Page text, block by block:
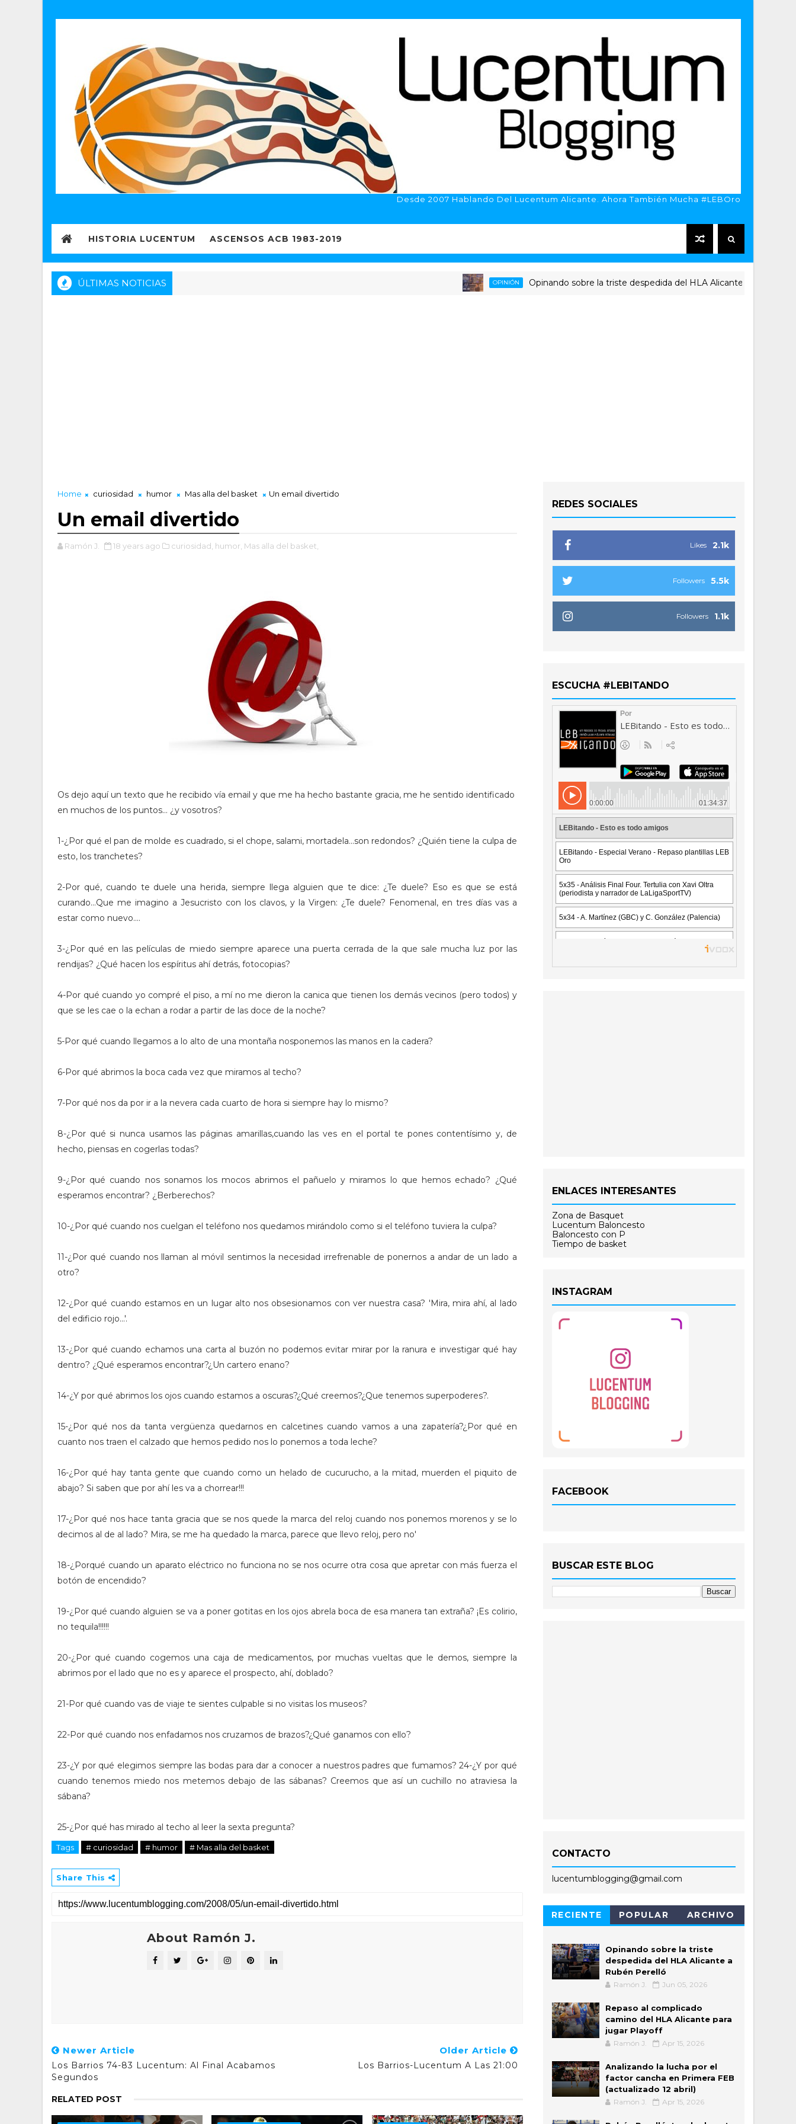
Desde 2007 Hablando Del Lucentum Alicante. Ahora También Mucha #LEBOro
HISTORIA LUCENTUM ASCENSOS ACB 1983-2019
ÚLTIMAS NOTICIAS OPINIÓN Opinando sobre la triste despedida del HLA Alicante a Rubén Perelló
Home curiosidad humor Mas alla del basket Un email divertido
Un email divertido
Ramón J. 18 years ago curiosidad, humor, Mas alla del basket,
Os dejo aquí un texto que he recibido vía email y que me ha hecho bastante gracia, me he sentido identificado
en muchos de los puntos... ¿y vosotros?
1-¿Por qué el pan de molde es cuadrado, si el chope, salami, mortadela...son redondos? ¿Quién tiene la culpa de
esto, los tranchetes?
2-Por qué, cuando te duele una herida, siempre llega alguien que te dice: ¿Te duele? Eso es que se está
curando...Que me imagino a Jesucristo con los clavos, y la Virgen: ¿Te duele? Fenomenal, en tres días vas a
estar como nuevo....
3-¿Por qué en las películas de miedo siempre aparece una puerta cerrada de la que sale mucha luz por las
rendijas? ¿Qué hacen los espíritus ahí detrás, fotocopias?
4-Por qué cuando yo compré el piso, a mí no me dieron la canica que tienen los demás vecinos (pero todos) y
que se les cae o la echan a rodar a partir de las doce de la noche?
5-Por qué cuando llegamos a lo alto de una montaña nosponemos las manos en la cadera?
6-Por qué abrimos la boca cada vez que miramos al techo?
7-Por qué nos da por ir a la nevera cada cuarto de hora si siempre hay lo mismo?
8-¿Por qué si nunca usamos las páginas amarillas,cuando las ves en el portal te pones contentísimo y, de
hecho, piensas en cogerlas todas?
9-¿Por qué cuando nos sonamos los mocos abrimos el pañuelo y miramos lo que hemos echado? ¿Qué
esperamos encontrar? ¿Berberechos?
10-¿Por qué cuando nos cuelgan el teléfono nos quedamos mirándolo como si el teléfono tuviera la culpa?
11-¿Por qué cuando nos llaman al móvil sentimos la necesidad irrefrenable de ponernos a andar de un lado a
otro?
12-¿Por qué cuando estamos en un lugar alto nos obsesionamos con ver nuestra casa? 'Mira, mira ahí, al lado
del edificio rojo...'.
13-¿Por qué cuando echamos una carta al buzón no podemos evitar mirar por la ranura e investigar qué hay
dentro? ¿Qué esperamos encontrar?¿Un cartero enano?
14-¿Y por qué abrimos los ojos cuando estamos a oscuras?¿Qué creemos?¿Que tenemos superpoderes?.
15-¿Por qué nos da tanta vergüenza quedarnos en calcetines cuando vamos a una zapatería?¿Por qué en
cuanto nos traen el calzado que hemos pedido nos lo ponemos a toda leche?
16-¿Por qué hay tanta gente que cuando como un helado de cucurucho, a la mitad, muerden el piquito de
abajo? Si saben que por ahí les va a chorrear!!!
17-¿Por qué nos hace tanta gracia que se nos quede la marca del reloj cuando nos ponemos morenos y se lo
decimos al de al lado? Mira, se me ha quedado la marca, parece que llevo reloj, pero no'
18-¿Porqué cuando un aparato eléctrico no funciona no se nos ocurre otra cosa que apretar con más fuerza el
botón de encendido?
19-¿Por qué cuando alguien se va a poner gotitas en los ojos abrela boca de esa manera tan extraña? ¡Es colirio,
no tequila!!!!!!
20-¿Por qué cuando cogemos una caja de medicamentos, por muchas vueltas que le demos, siempre la
abrimos por el lado que no es y aparece el prospecto, ahí, doblado?
21-Por qué cuando vas de viaje te sientes culpable si no visitas los museos?
22-Por qué cuando nos enfadamos nos cruzamos de brazos?¿Qué ganamos con ello?
23-¿Y por qué elegimos siempre las bodas para dar a conocer a nuestros padres que fumamos? 24-¿Y por qué
cuando tenemos miedo nos metemos debajo de las sábanas? Creemos que así un cuchillo no atraviesa la
sábana?
25-¿Por qué has mirado al techo al leer la sexta pregunta?
Tags # curiosidad # humor # Mas alla del basket
Share This
About Ramón J.
Newer Article
Los Barrios 74-83 Lucentum: Al Final Acabamos
Segundos
Older Article
Los Barrios-Lucentum A Las 21:00
RELATED POST
REDES SOCIALES
2.1k
Likes
5.5k
Followers
1.1k
Followers
ESCUCHA #LEBITANDO
ENLACES INTERESANTES
Zona de Basquet
Lucentum Baloncesto
Baloncesto con P
Tiempo de basket
INSTAGRAM
FACEBOOK
BUSCAR ESTE BLOG
CONTACTO
lucentumblogging@gmail.com
RECIENTE POPULAR ARCHIVO
Opinando sobre la triste
despedida del HLA Alicante a
Rubén Perelló
Ramón J. Jun 05, 2026
Repaso al complicado
camino del HLA Alicante para
jugar Playoff
Ramón J. Apr 15, 2026
Analizando la lucha por el
factor cancha en Primera FEB
(actualizado 12 abril)
Ramón J. Apr 15, 2026